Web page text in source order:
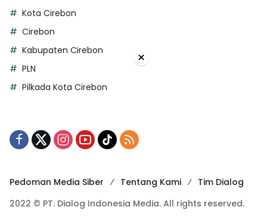
Kota Cirebon
Cirebon
Kabupaten Cirebon
PLN
Pilkada Kota Cirebon
Pedoman Media Siber Tentang Kami
Tim Dialog
2022 © PT. Dialog Indonesia Media. All rights reserved.
×